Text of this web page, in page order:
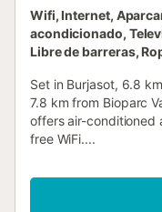
Wifi, Internet,
acondicionado,
Libre de barreras,
Set in Burjasot, 6.8
7.8 km from Bioparc
offers air-conditioned
free WiFi....